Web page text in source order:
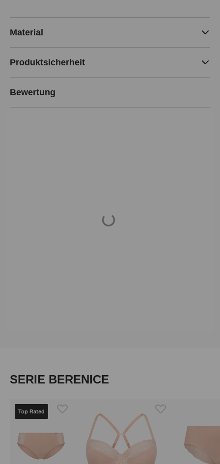
Material
Produktsicherheit
Bewertung
Loading...
Produktgalerie überspringen
SERIE BERENICE
Top Rated